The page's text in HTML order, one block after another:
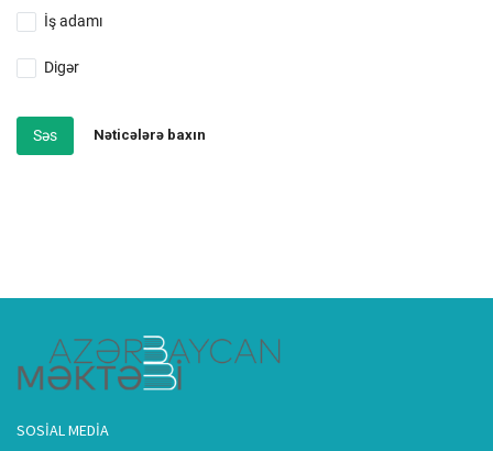
İş adamı
Digər
Səs Nəticələrə baxın
SOSIAL MEDIA